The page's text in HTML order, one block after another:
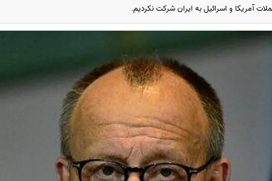
آمریکا و اسرائیل به ایران شرکت نکردیم.